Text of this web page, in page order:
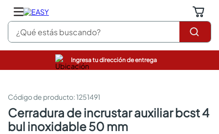
¿Qué estás buscando?
Ingresa tu dirección de entrega
:1251491
cerradura de incrustar auxiliar bcst 4
bul inoxidable 50 mm
pinturas
sanitarios
comedor
escritorio